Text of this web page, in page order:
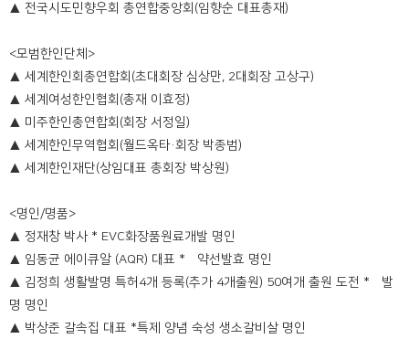
▲ 전국시도민향우회 총연합중앙회(임향순 대표총재)
<모범한인단체>
▲ 세계한인회총연합회(초대회장 심상만, 2대회장 고상구)
▲ 세계여성한인협회(총재 이효정)
▲ 미주한인총연합회(회장 서정일)
▲ 세계한인무역협회(월드옥타·회장 박종범)
▲ 세계한인재단(상임대표 총회장 박상원)
<명인/명품>
▲ 정재창 박사 * EVC화장품원료개발 명인
▲ 임동균 에이큐알 (AQR) 대표 * 약선발효 명인
▲ 김정희 생활발명 특허4개 등록(추가 4개출원) 50여개 출원 도전 * 발
명 명인
▲ 박상준 갈속집 대표 *특제 양념 숙성 생소갈비살 명인